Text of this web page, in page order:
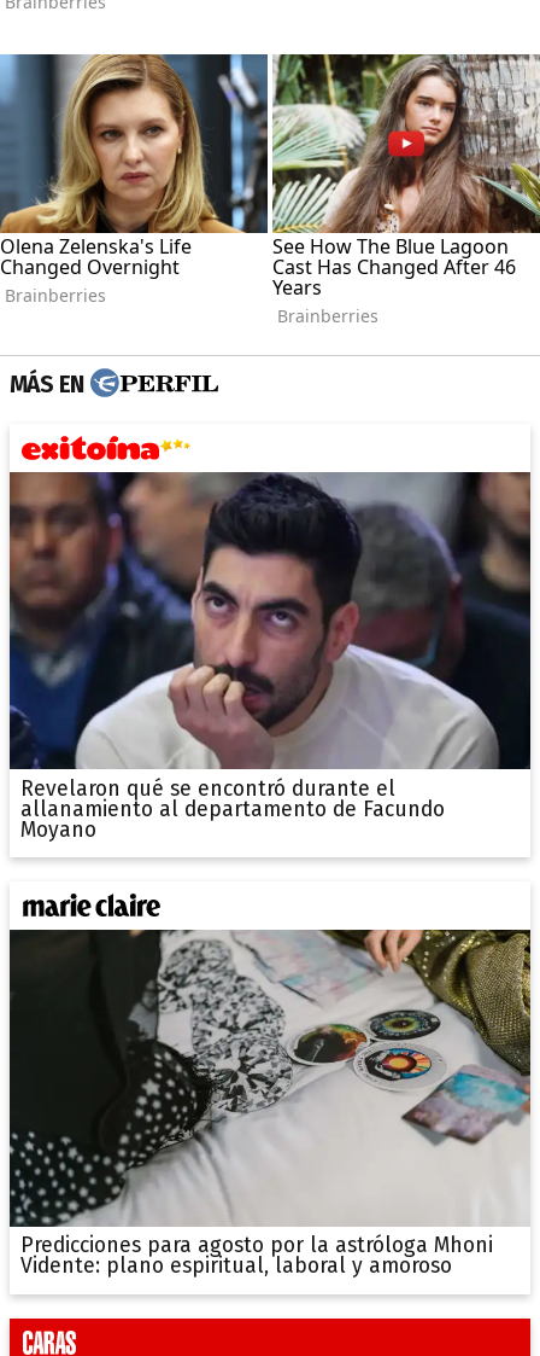
MÁS EN
Revelaron qué se encontró durante el
allanamiento al departamento de Facundo
Moyano
Predicciones para agosto por la astróloga Mhoni
Vidente: plano espiritual, laboral y amoroso